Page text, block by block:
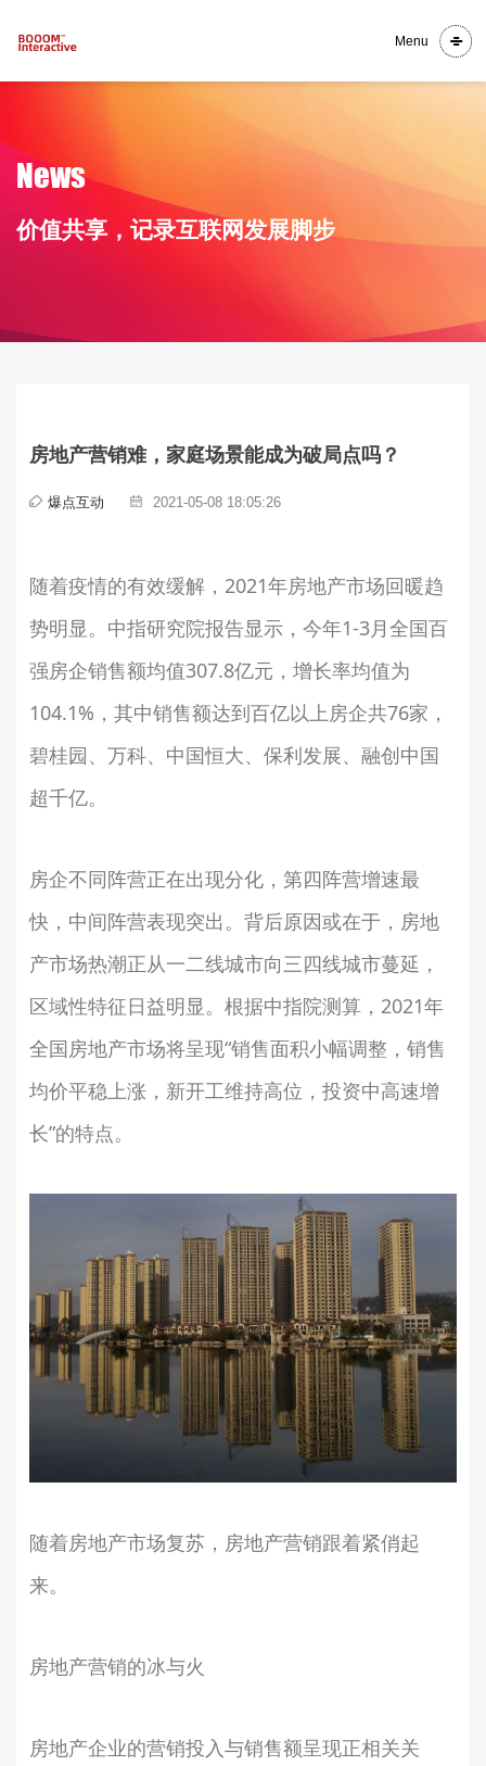
Menu
News
价值共享 ， 记录互联网发展脚步
房地产营销难，家庭场景能成为破局点吗？
爆点互动 2021-05-08 18:05:26
随着疫情的有效缓解，2021年房地产市场回暖趋
势明显。中指研究院报告显示，今年1-3月全国百
强房企销售额均值307.8亿元，增长率均值为
104.1%，其中销售额达到百亿以上房企共76家，
碧桂园、万科、中国恒大、保利发展、融创中国
超千亿。
房企不同阵营正在出现分化，第四阵营增速最
快，中间阵营表现突出。背后原因或在于，房地
产市场热潮正从一二线城市向三四线城市蔓延，
区域性特征日益明显。根据中指院测算，2021年
全国房地产市场将呈现“销售面积小幅调整，销售
均价平稳上涨，新开工维持高位，投资中高速增
长”的特点。
随着房地产市场复苏，房地产营销跟着紧俏起
来。
房地产营销的冰与火
房地产企业的营销投入与销售额呈现正相关关